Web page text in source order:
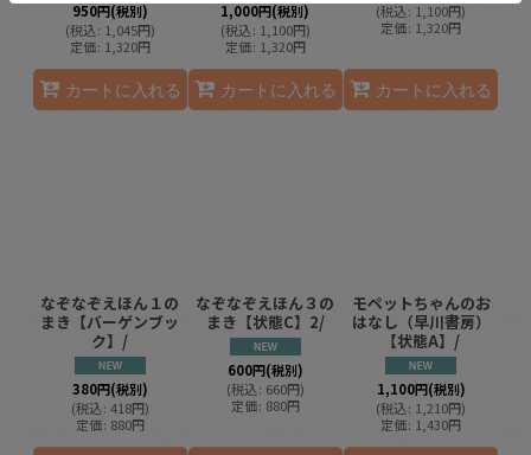
950円(税別)
(税込: 1,045円)
定価: 1,320円
カートに入れる
1,000円(税別)
(税込: 1,100円)
定価: 1,320円
カートに入れる
(税込: 1,100円)
定価: 1,320円
カートに入れる
なぞなぞえほん１の
まき【バーゲンブッ
ク】/
380円(税別)
(税込: 418円)
定価: 880円
なぞなぞえほん３の
まき【状態C】2/
600円(税別)
(税込: 660円)
定価: 880円
モペットちゃんのお
はなし（早川書房）
【状態A】/
1,100円(税別)
(税込: 1,210円)
定価: 1,430円